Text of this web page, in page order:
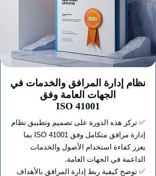
نظام إدارة المرافق والخدمات في
الجهات العامة وفق
ISO 41001
✅ تركز هذه الدورة على تصميم وتطبيق نظام
إدارة مرافق متكامل وفق ISO 41001 بما
يعزز كفاءة استخدام الأصول والخدمات
الداعمة في الجهات العامة.
✅ توضح كيفية ربط إدارة المرافق بالأهداف